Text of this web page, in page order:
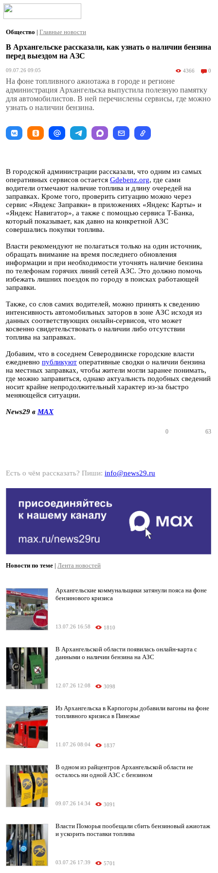
Общество | Главные новости
В Архангельске рассказали, как узнать о наличии бензина
перед выездом на АЗС
09.07.26 09:05 4366 0
На фоне топливного ажиотажа в городе и регионе
администрация Архангельска выпустила полезную памятку
для автомобилистов. В ней перечислены сервисы, где можно
узнать о наличии бензина.
В городской администрации рассказали, что одним из самых
оперативных сервисов остается Gdebenz.org, где сами
водители отмечают наличие топлива и длину очередей на
заправках. Кроме того, проверить ситуацию можно через
сервис «Яндекс Заправки» в приложениях «Яндекс Карты» и
«Яндекс Навигатор», а также с помощью сервиса Т-Банка,
который показывает, как давно на конкретной АЗС
совершались покупки топлива.
Власти рекомендуют не полагаться только на один источник,
обращать внимание на время последнего обновления
информации и при необходимости уточнять наличие бензина
по телефонам горячих линий сетей АЗС. Это должно помочь
избежать лишних поездок по городу в поисках работающей
заправки.
Также, со слов самих водителей, можно принять к сведению
интенсивность автомобильных заторов в зоне АЗС исходя из
данных соответствующих онлайн-сервисов, что может
косвенно свидетельствовать о наличии либо отсутствии
топлива на заправках.
Добавим, что в соседнем Северодвинске городские власти
ежедневно публикуют оперативные сводки о наличии бензина
на местных заправках, чтобы жители могли заранее понимать,
где можно заправиться, однако актуальнсть подобных сведений
носит крайне непродолжительный характер из-за быстро
меняющейся ситуации.
News29 в MAX
0 63
Есть о чём рассказать? Пиши: info@news29.ru
Новости по теме | Лента новостей
Архангельские коммунальщики затянули пояса на фоне
бензинового кризиса
13.07.26 16:58 1810
В Архангельской области появилась онлайн-карта с
данными о наличии бензина на АЗС
12.07.26 12:08 3098
Из Архангельска в Карпогоры добавили вагоны на фоне
топливного кризиса в Пинежье
11.07.26 08:04 1837
В одном из райцентров Архангельской области не
осталось ни одной АЗС с бензином
09.07.26 14:34 3091
Власти Поморья пообещали сбить бензиновый ажиотаж
и ускорить поставки топлива
03.07.26 17:39 5701